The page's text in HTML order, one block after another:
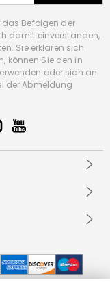
das Befolgen der
damit einverstanden,
Sie erklären sich
können Sie den in
oder sich an
der Abmeldung